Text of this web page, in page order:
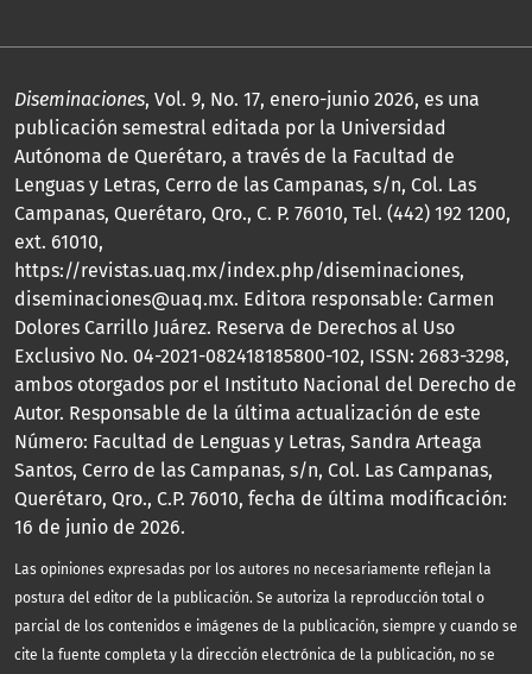
Diseminaciones, Vol. 9, No. 17, enero-junio 2026, es una
publicación semestral editada por la Universidad
Autónoma de Querétaro, a través de la Facultad de
Lenguas y Letras, Cerro de las Campanas, s/n, Col. Las
Campanas, Querétaro, Qro., C. P. 76010, Tel. (442) 192 1200,
ext. 61010,
https://revistas.uaq.mx/index.php/diseminaciones,
diseminaciones@uaq.mx. Editora responsable: Carmen
Dolores Carrillo Juárez. Reserva de Derechos al Uso
Exclusivo No. 04-2021-082418185800-102, ISSN: 2683-3298,
ambos otorgados por el Instituto Nacional del Derecho de
Autor. Responsable de la última actualización de este
Número: Facultad de Lenguas y Letras, Sandra Arteaga
Santos, Cerro de las Campanas, s/n, Col. Las Campanas,
Querétaro, Qro., C.P. 76010, fecha de última modificación:
16 de junio de 2026.
Las opiniones expresadas por los autores no necesariamente reflejan la
postura del editor de la publicación. Se autoriza la reproducción total o
parcial de los contenidos e imágenes de la publicación, siempre y cuando se
cite la fuente completa y la dirección electrónica de la publicación, no se